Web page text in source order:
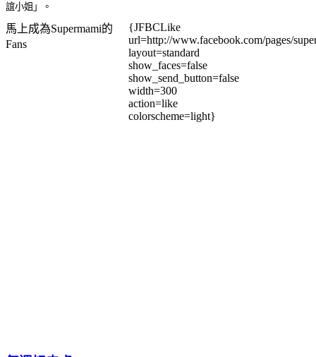
誼小姐」。
馬上成為Supermami的
Fans
{JFBCLike
url=http://www.facebook.com/pages/
layout=standard
show_faces=false
show_send_button=false
width=300
action=like
colorscheme=light}